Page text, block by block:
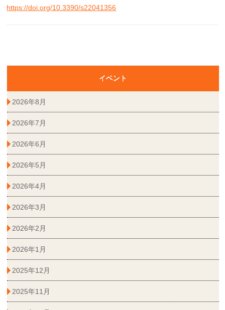
https://doi.org/10.3390/s22041356
イベント
2026年8月
2026年7月
2026年6月
2026年5月
2026年4月
2026年3月
2026年2月
2026年1月
2025年12月
2025年11月